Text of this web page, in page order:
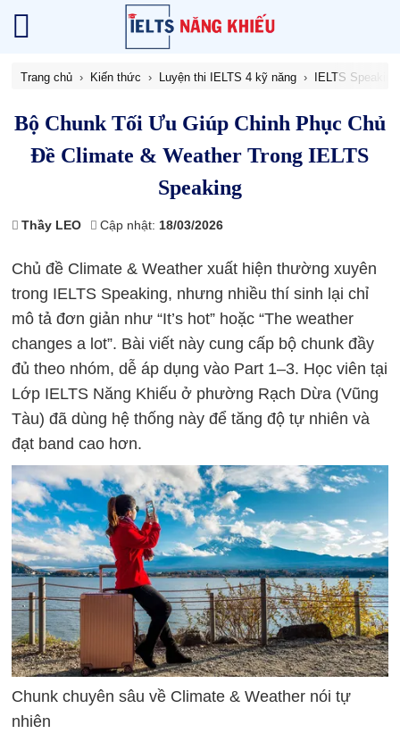
Trang chủ Kiến thức Luyện thi IELTS 4 kỹ năng IELTS Speaking
Bộ Chunk Tối Ưu Giúp Chinh Phục Chủ
Đề Climate & Weather Trong IELTS
Speaking
Thầy LEO Cập nhật: 18/03/2026
Chủ đề Climate & Weather xuất hiện thường xuyên
trong IELTS Speaking, nhưng nhiều thí sinh lại chỉ
mô tả đơn giản như “It’s hot” hoặc “The weather
changes a lot”. Bài viết này cung cấp bộ chunk đầy
đủ theo nhóm, dễ áp dụng vào Part 1–3. Học viên tại
Lớp IELTS Năng Khiếu ở phường Rạch Dừa (Vũng
Tàu) đã dùng hệ thống này để tăng độ tự nhiên và
đạt band cao hơn.
Chunk chuyên sâu về Climate & Weather nói tự
nhiên